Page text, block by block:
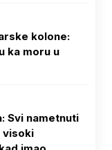
kolone:
ka moru u
Svi nametnuti
visoki